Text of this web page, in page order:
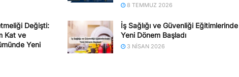
8 TEMMUZ 2026
Değişti:
Kat ve
Yeni
İş Sağlığı ve Güvenliği Eğitimlerinde
Yeni Dönem Başladı
3 NISAN 2026